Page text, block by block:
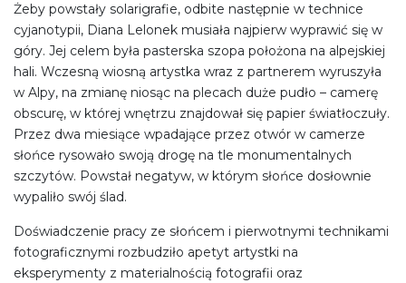
Żeby powstały solarigrafie, odbite następnie w technice
cyjanotypii, Diana Lelonek musiała najpierw wyprawić się w
góry. Jej celem była pasterska szopa położona na alpejskiej
hali. Wczesną wiosną artystka wraz z partnerem wyruszyła
w Alpy, na zmianę niosąc na plecach duże pudło – camerę
obscurę, w której wnętrzu znajdował się papier światłoczuły.
Przez dwa miesiące wpadające przez otwór w camerze
słońce rysowało swoją drogę na tle monumentalnych
szczytów. Powstał negatyw, w którym słońce dosłownie
wypaliło swój ślad.
Doświadczenie pracy ze słońcem i pierwotnymi technikami
fotograficznymi rozbudziło apetyt artystki na
eksperymenty z materialnością fotografii oraz